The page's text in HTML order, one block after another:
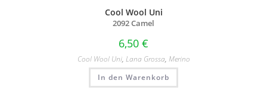
Cool Wool Uni
2092 Camel
6,50 €
Cool Wool Uni, Lana Grossa, Merino
In den Warenkorb